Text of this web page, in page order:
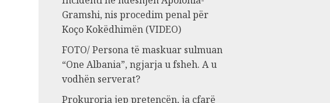
Gramshi, nis procedim penal për
Koço Kokëdhimën (VIDEO)
FOTO/ Persona të maskuar sulmuan
“One Albania”, ngjarja u fsheh. A u
vodhën serverat?
Prokuroria jep pretencën, ja çfarë